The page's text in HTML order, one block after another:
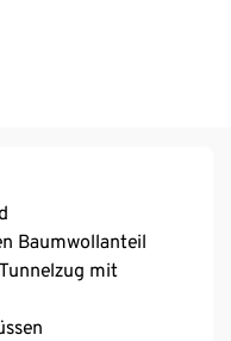
Baumwollanteil
mit